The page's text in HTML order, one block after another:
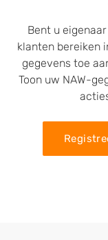
Bent u
klanten bereiken
gegevens toe
Toon uw NAW-